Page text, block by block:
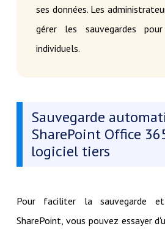
ses données. Les
gérer les sauvegardes
individuels.
Sauvegarde
SharePoint Office
logiciel tiers
Pour faciliter la sauvegarde
SharePoint, vous pouvez essayer